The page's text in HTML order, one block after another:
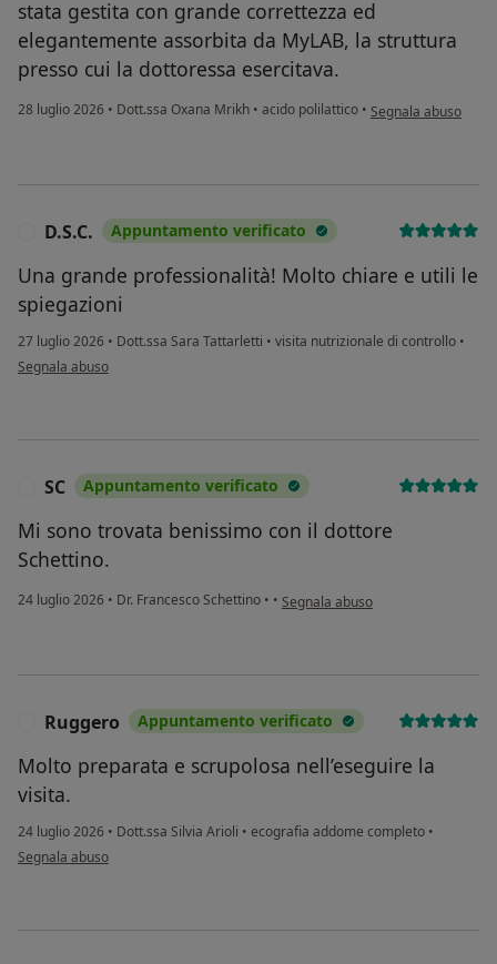
stata gestita con grande correttezza ed
elegantemente assorbita da MyLAB, la struttura
presso cui la dottoressa esercitava.
28 luglio 2026 • Dott.ssa Oxana Mrikh • acido polilattico • secondo l'opinione
Segnala abuso
D.S.C. Appuntamento verificato
Una grande professionalità! Molto chiare e utili le
spiegazioni
27 luglio 2026 • Dott.ssa Sara Tattarletti • visita nutrizionale di controllo •
secondo l'opinione dell'utente D.S.C.
Segnala abuso
SC Appuntamento verificato
Mi sono trovata benissimo con il dottore
Schettino.
24 luglio 2026 • Dr. Francesco Schettino • • secondo l'opinione dell'utente SC
Segnala abuso
Ruggero Appuntamento verificato
Molto preparata e scrupolosa nell’eseguire la
visita.
24 luglio 2026 • Dott.ssa Silvia Arioli • ecografia addome completo •
secondo l'opinione dell'utente Ruggero
Segnala abuso